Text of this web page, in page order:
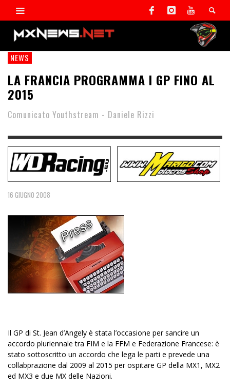
NEWS
LA FRANCIA PROGRAMMA I GP FINO AL
2015
Comunicato Youthstream - Daniele Rizzi
16 GIUGNO 2008
Il GP di St. Jean d’Angely è stata l’occasione per sancire un
accordo pluriennale tra FIM e la FFM e Federazione Francese: è
stato sottoscritto un accordo che lega le parti e prevede una
collabprazione dal 2009 al 2015 per ospitare GP della MX1, MX2
ed MX3 e due MX delle Nazioni.